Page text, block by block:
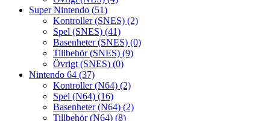
Super Nintendo (51)
Kontroller (SNES) (2)
Spel (SNES) (41)
Basenheter (SNES) (0)
Tillbehör (SNES) (9)
Övrigt (SNES) (0)
Nintendo 64 (37)
Kontroller (N64) (2)
Spel (N64) (16)
Basenheter (N64) (2)
Tillbehör (N64) (8)